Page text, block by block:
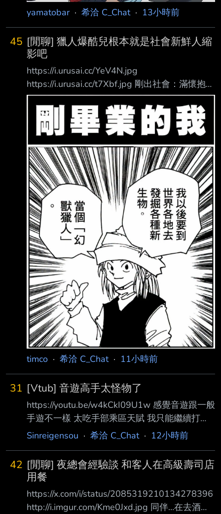
yamatobar· 希洽 C_Chat· 13小時前
45 [閒聊] 獵人爆酷兒根本就是社會新鮮人縮
影吧
https://i.urusai.cc/YeV4N.jpg
https://i.urusai.cc/t7Xbf.jpg 剛出社會：滿懷抱
負、順利考到證照，運氣好還交到了漂亮女友，
以為人生要起飛了。 結果踏入職場，遇到鬼神
級狠角色上司（彼多），壓榨完所有的專業知識
與機密。沒有利用 價值後：直接被絞碎做成肉
丸吃掉…… 從意氣風發到淪為「肉丸社畜」，這
創業/ 職涯過程到底有多真實？ --
timco · 希洽 C_Chat· 11小時前
31 [Vtub] 音遊高手太怪物了
https://youtu.be/w4kCkI09U1w 感覺音遊跟一般
手遊不一樣 太吃手部乘區天賦 我只能繼續打
normal，hard就死了 --
Sinreigensou · 希洽 C_Chat· 12小時前
42 [閒聊] 夜總會經驗談 和客人在高級壽司店
用餐
https://x.com/i/status/2085319210134278396
http://i.imgur.com/Kme0Jxd.jpg 同伴…在去酒店